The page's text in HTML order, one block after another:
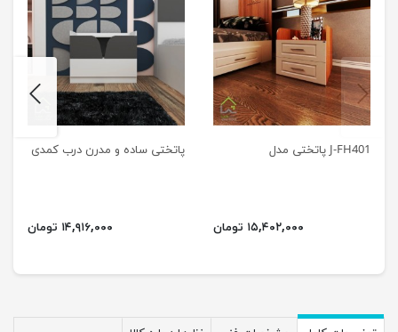
J-FH401 پاتختی مدل
۱۵,۴۰۲,۰۰۰ تومان
پاتختی ساده و مدرن درب کمدی
۱۴,۹۱۶,۰۰۰ تومان
previus